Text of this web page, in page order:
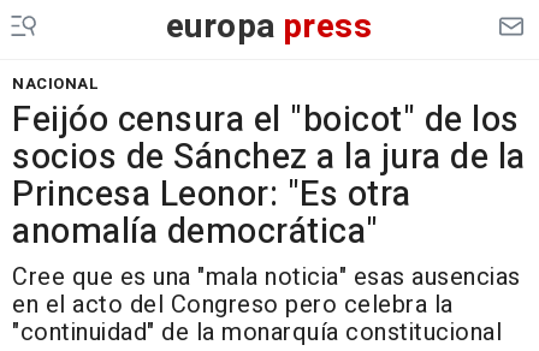
europa press
NACIONAL
Feijóo censura el "boicot" de los
socios de Sánchez a la jura de la
Princesa Leonor: "Es otra
anomalía democrática"
Cree que es una "mala noticia" esas ausencias
en el acto del Congreso pero celebra la
"continuidad" de la monarquía constitucional